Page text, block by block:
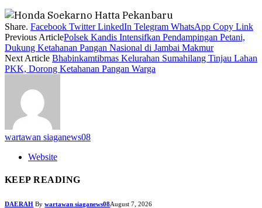
Share. Facebook Twitter LinkedIn Telegram WhatsApp Copy Link
Previous ArticlePolsek Kandis Intensifkan Pendampingan Petani,
Dukung Ketahanan Pangan Nasional di Jambai Makmur
Next Article Bhabinkamtibmas Kelurahan Sumahilang Tinjau Lahan
PKK, Dorong Ketahanan Pangan Warga
wartawan siaganews08
Website
KEEP READING
DAERAH By wartawan siaganews08August 7, 2026